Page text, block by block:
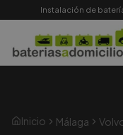
Instalación de
Inicio Málaga